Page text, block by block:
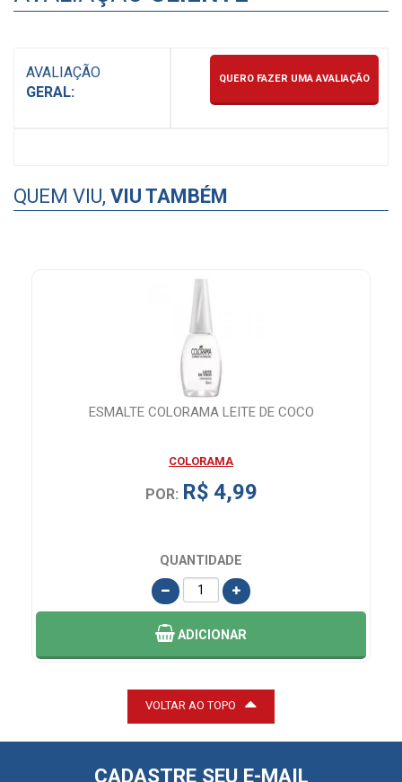
AVALIAÇÃO
GERAL:
QUERO FAZER UMA AVALIAÇÃO
QUEM VIU, VIU TAMBÉM
ESMALTE COLORAMA LEITE DE COCO
COLORAMA
POR: R$ 4,99
QUANTIDADE
ADICIONAR
VOLTAR AO TOPO
CADASTRE SEU E-MAIL